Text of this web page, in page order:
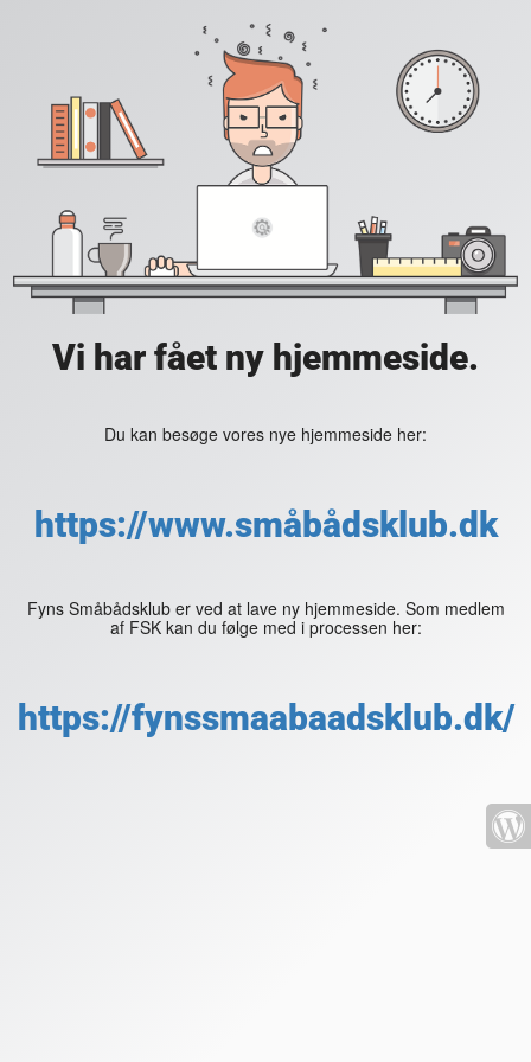
Vi har fået ny hjemmeside.
Du kan besøge vores nye hjemmeside her:
https://www.småbådsklub.dk
Fyns Småbådsklub er ved at lave ny hjemmeside. Som medlem
af FSK kan du følge med i processen her:
https://fynssmaabaadsklub.dk/